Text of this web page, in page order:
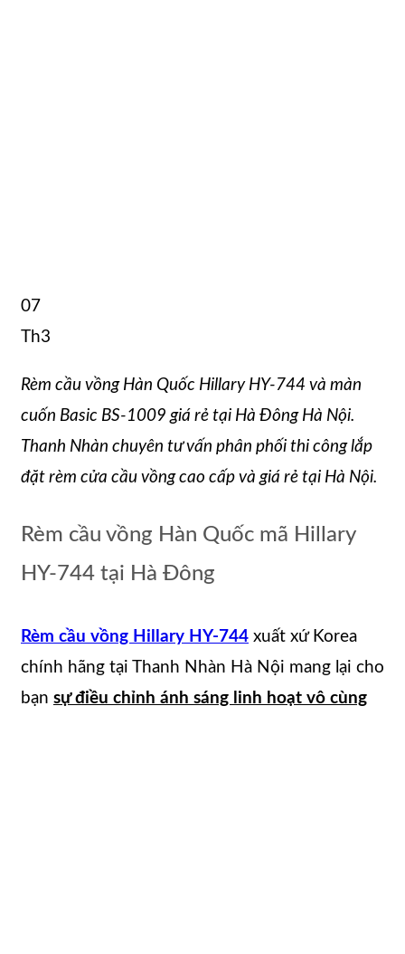
07
Th3
Rèm cầu vồng Hàn Quốc Hillary HY-744 và màn
cuốn Basic BS-1009 giá rẻ tại Hà Đông Hà Nội.
Thanh Nhàn chuyên tư vấn phân phối thi công lắp
đặt rèm cửa cầu vồng cao cấp và giá rẻ tại Hà Nội.
Rèm cầu vồng Hàn Quốc mã Hillary
HY-744 tại Hà Đông
Rèm cầu vồng Hillary HY-744 xuất xứ Korea
chính hãng tại Thanh Nhàn Hà Nội mang lại cho
bạn sự điều chỉnh ánh sáng linh hoạt vô cùng